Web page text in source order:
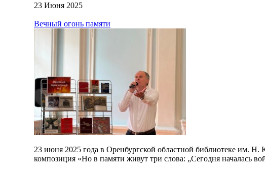
23 Июня 2025
Вечный огонь памяти
23 июня 2025 года в Оренбургской областной библиотеке им. Н.
композиция «Но в памяти живут три слова: „Сегодня началась